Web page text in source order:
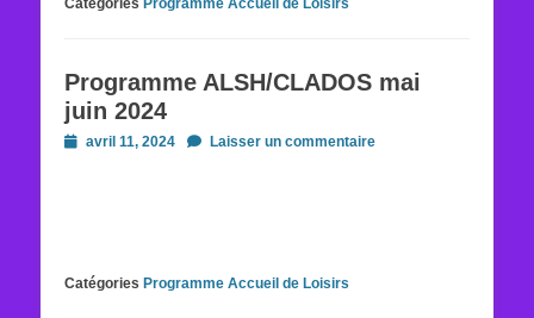
Catégories Programme Accueil de Loisirs
Programme ALSH/CLADOS mai
juin 2024
Postedavril 11, 2024 Laisser un commentaire
Catégories Programme Accueil de Loisirs